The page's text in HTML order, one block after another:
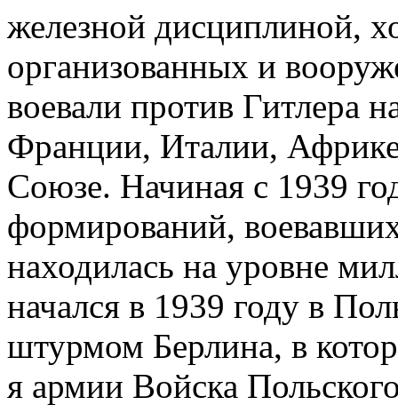
железной дисциплиной,
организованных и
воевали против Гитлера
Франции, Италии,
Союзе. Начиная с 1939
формирований,
находилась на уровне
начался в 1939 году в
штурмом Берлина, в
я армии Войска